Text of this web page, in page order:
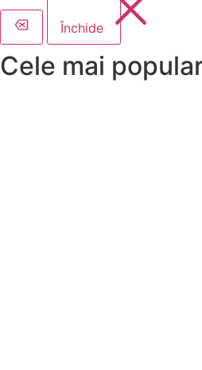
Închide
Cele mai